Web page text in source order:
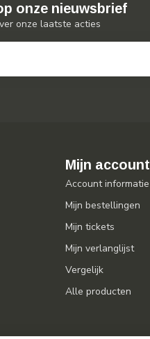
onze nieuwsbrief
onze laatste acties
Mijn account
Account informatie
Mijn bestellingen
Mijn tickets
Mijn verlanglijst
Vergelijk
Alle producten